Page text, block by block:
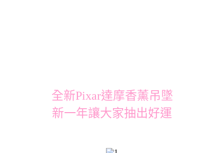
全新Pixar達摩香薰吊墜
新一年讓大家抽出好運